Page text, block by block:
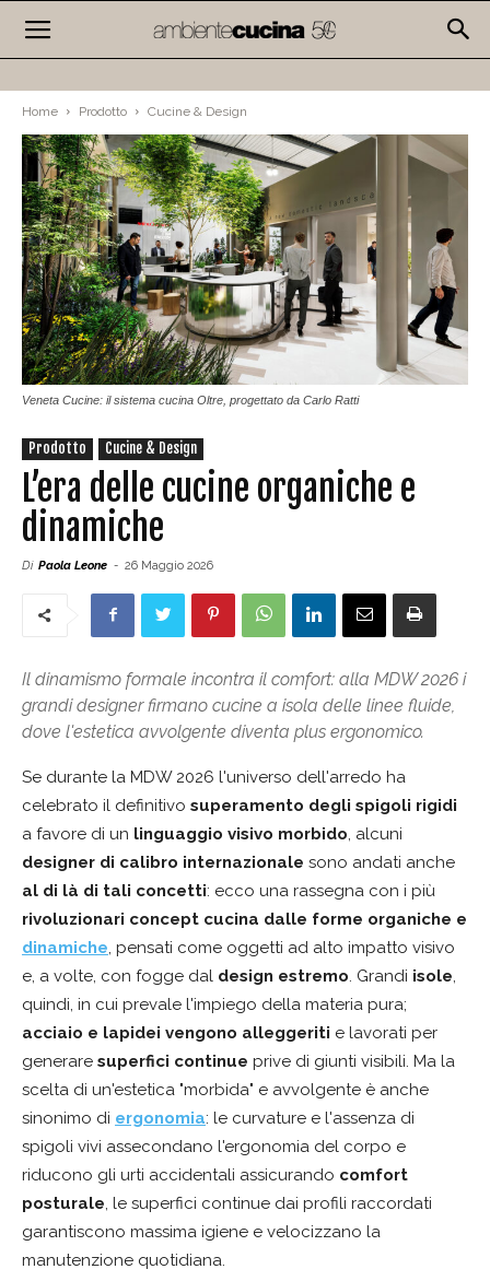
Home Prodotto Cucine & Design
Veneta Cucine: il sistema cucina Oltre, progettato da Carlo Ratti
Prodotto Cucine & Design
L’era delle cucine organiche e
dinamiche
Di Paola Leone - 26 Maggio 2026
Il dinamismo formale incontra il comfort: alla MDW 2026 i
grandi designer firmano cucine a isola delle linee fluide,
dove l'estetica avvolgente diventa plus ergonomico.
Se durante la MDW 2026 l'universo dell'arredo ha
celebrato il definitivo superamento degli spigoli rigidi
a favore di un linguaggio visivo morbido, alcuni
designer di calibro internazionale sono andati anche
al di là di tali concetti: ecco una rassegna con i più
rivoluzionari concept cucina dalle forme organiche e
dinamiche, pensati come oggetti ad alto impatto visivo
e, a volte, con fogge dal design estremo. Grandi isole,
quindi, in cui prevale l'impiego della materia pura;
acciaio e lapidei vengono alleggeriti e lavorati per
generare superfici continue prive di giunti visibili. Ma la
scelta di un'estetica "morbida" e avvolgente è anche
sinonimo di ergonomia: le curvature e l'assenza di
spigoli vivi assecondano l'ergonomia del corpo e
riducono gli urti accidentali assicurando comfort
posturale, le superfici continue dai profili raccordati
garantiscono massima igiene e velocizzano la
manutenzione quotidiana.